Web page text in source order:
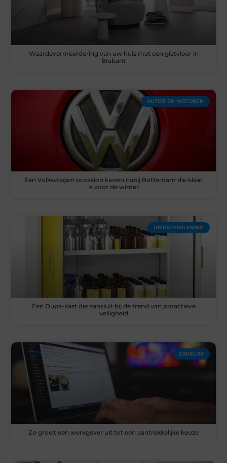
Waardevermeerdering van uw huis met een gietvloer in
Brabant
AUTO’S EN MOTOREN
Een Volkswagen occasion kiezen nabij Rotterdam die klaar
is voor de winter
DIENSTVERLENING
Een Dupa-kast die aansluit bij de trend van proactieve
veiligheid
ZAKELIJK
Zo groeit een werkgever uit tot een aantrekkelijke keuze